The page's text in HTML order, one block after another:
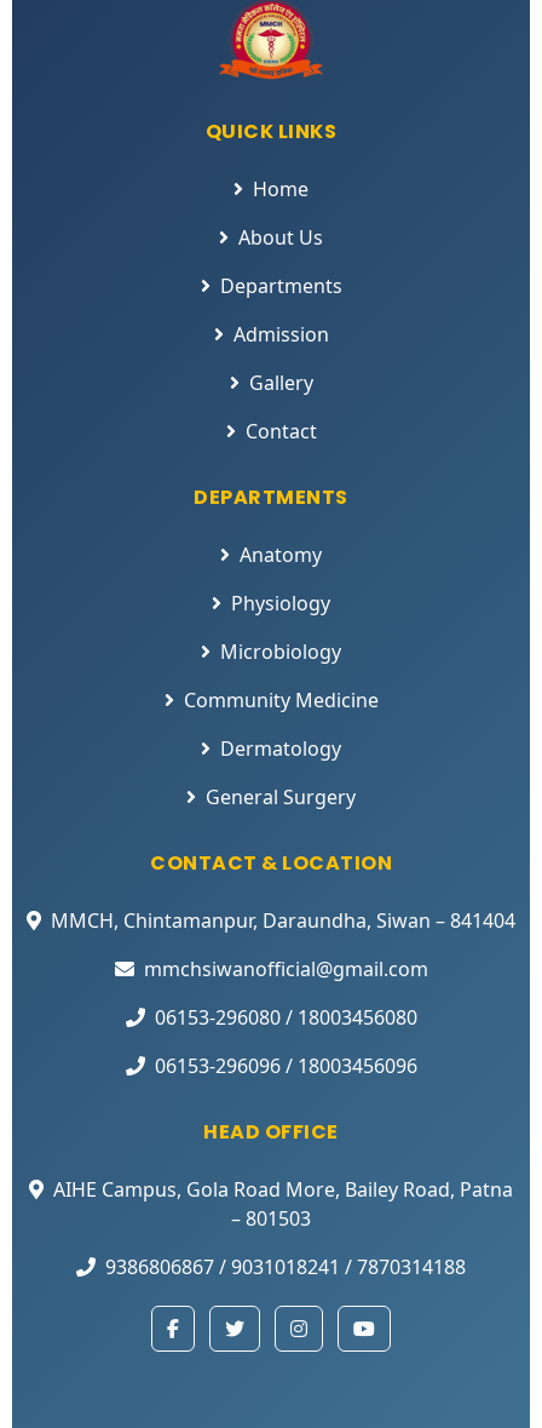
QUICK LINKS
Home
About Us
Departments
Admission
Gallery
Contact
DEPARTMENTS
Anatomy
Physiology
Microbiology
Community Medicine
Dermatology
General Surgery
CONTACT & LOCATION
MMCH, Chintamanpur, Daraundha, Siwan – 841404
mmchsiwanofficial@gmail.com
06153-296080 / 18003456080
06153-296096 / 18003456096
HEAD OFFICE
AIHE Campus, Gola Road More, Bailey Road, Patna
– 801503
9386806867 / 9031018241 / 7870314188